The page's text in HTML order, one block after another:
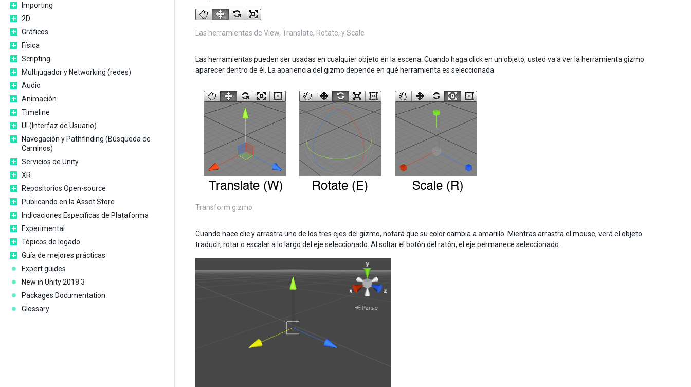
Importing
2D
Gráficos
Física
Scripting
Multijugador y Networking (redes)
Audio
Animación
Timeline
UI (Interfaz de Usuario)
Navegación y Pathfinding (Búsqueda de
Caminos)
Servicios de Unity
XR
Repositorios Open-source
Publicando en la Asset Store
Indicaciones Específicas de Plataforma
Experimental
Tópicos de legado
Guía de mejores prácticas
Expert guides
New in Unity 2018.3
Packages Documentation
Glossary
Las herramientas de View, Translate, Rotate, y Scale
Las herramientas pueden ser usadas en cualquier objeto en la escena. Cuando haga click en un objeto, usted va a ver la herramienta gizmo
aparecer dentro de él. La apariencia del gizmo depende en qué herramienta es seleccionada.
Transform gizmo
Cuando hace clic y arrastra uno de los tres ejes del gizmo, notará que su color cambia a amarillo. Mientras arrastra el mouse, verá el objeto
traducir, rotar o escalar a lo largo del eje seleccionado. Al soltar el botón del ratón, el eje permanece seleccionado.